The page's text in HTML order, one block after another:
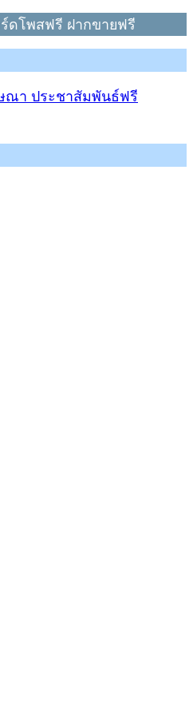
ดโพสฟรี ฝากขายฟรี
ณา ประชาสัมพันธ์ฟรี